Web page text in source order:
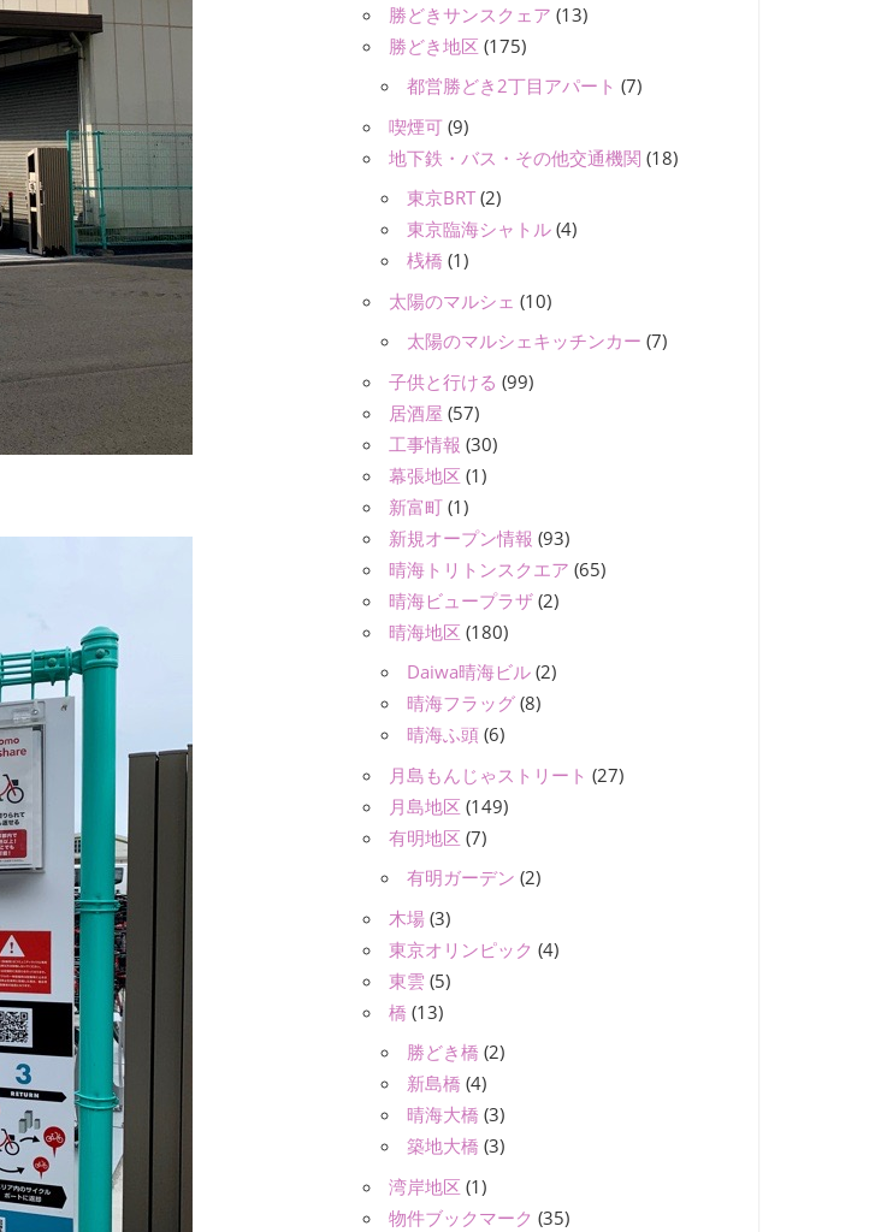
勝どきサンスクェア (13)
勝どき地区 (175)
都営勝どき2丁目アパート (7)
喫煙可 (9)
地下鉄・バス・その他交通機関 (18)
東京BRT (2)
東京臨海シャトル (4)
桟橋 (1)
太陽のマルシェ (10)
太陽のマルシェキッチンカー (7)
子供と行ける (99)
居酒屋 (57)
工事情報 (30)
幕張地区 (1)
新富町 (1)
新規オープン情報 (93)
晴海トリトンスクエア (65)
晴海ビュープラザ (2)
晴海地区 (180)
Daiwa晴海ビル (2)
晴海フラッグ (8)
晴海ふ頭 (6)
月島もんじゃストリート (27)
月島地区 (149)
有明地区 (7)
有明ガーデン (2)
木場 (3)
東京オリンピック (4)
東雲 (5)
橋 (13)
勝どき橋 (2)
新島橋 (4)
晴海大橋 (3)
築地大橋 (3)
湾岸地区 (1)
物件ブックマーク (35)